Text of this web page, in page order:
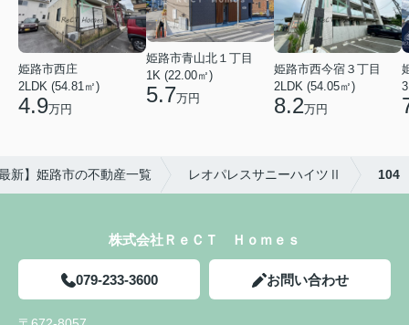
姫路市西庄
2LDK (54.81㎡)
4.9万円
姫路市青山北１丁目
1K (22.00㎡)
5.7万円
姫路市西今宿３丁目
2LDK (54.05㎡)
8.2万円
新】姫路市の不動産一覧 レオパレスサニーハイツⅡ 104
株式会社ＲｅＣＴ Ｈｏｍｅｓ
079-233-3600 お問い合わせ